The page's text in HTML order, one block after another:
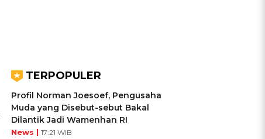
TERPOPULER
Profil Norman Joesoef, Pengusaha
Muda yang Disebut-sebut Bakal
Dilantik Jadi Wamenhan RI
News | 17:21 WIB